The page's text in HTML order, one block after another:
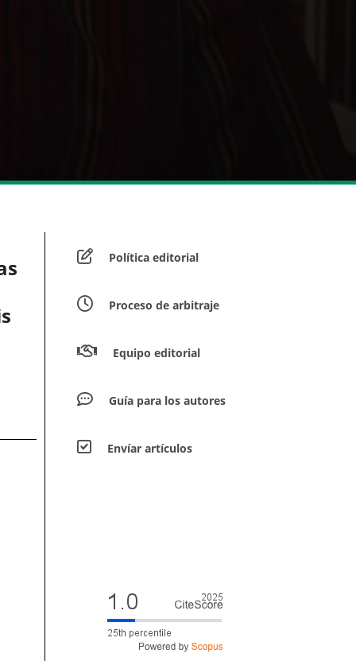
Política editorial
Proceso de arbitraje
Equipo editorial
Guía para los autores
Envíar artículos